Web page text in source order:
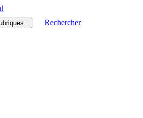
Rechercher